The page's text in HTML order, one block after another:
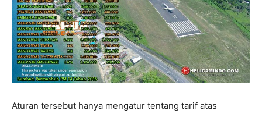
Aturan tersebut hanya mengatur tentang tarif atas